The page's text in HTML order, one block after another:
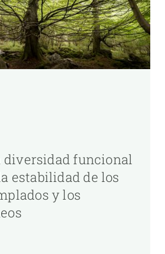
diversidad funcional
estabilidad de los
y los